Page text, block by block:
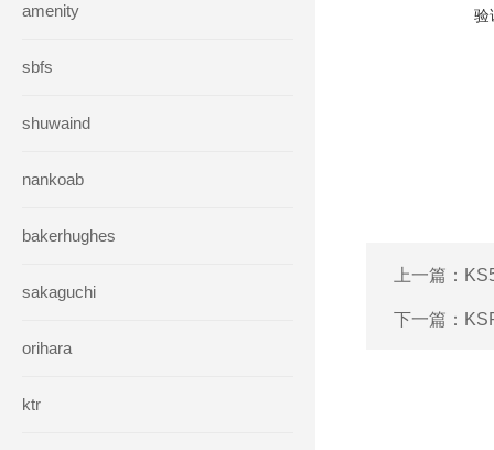
amenity
sbfs
shuwaind
nankoab
bakerhughes
sakaguchi
orihara
ktr
验
上一篇：
下一篇：